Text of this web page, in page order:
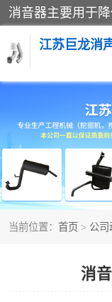
江苏巨龙消
当前位置： 首页 > 公司
消
消声器